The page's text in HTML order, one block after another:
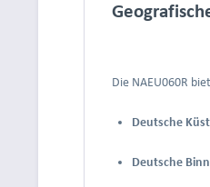
Die NAEU060R
Deutsche
Deutsche